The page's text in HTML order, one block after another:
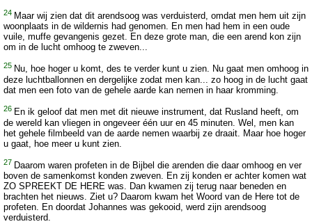
24 Maar wij zien dat dit arendsoog was verduisterd, omdat men hem uit zijn
woonplaats in de wildernis had genomen. En men had hem in een oude
vuile, muffe gevangenis gezet. En deze grote man, die een arend kon zijn
om in de lucht omhoog te zweven...
25 Nu, hoe hoger u komt, des te verder kunt u zien. Nu gaat men omhoog in
deze luchtballonnen en dergelijke zodat men kan... zo hoog in de lucht gaat
dat men een foto van de gehele aarde kan nemen in haar kromming.
26 En ik geloof dat men met dit nieuwe instrument, dat Rusland heeft, om
de wereld kan vliegen in ongeveer één uur en 45 minuten. Wel, men kan
het gehele filmbeeld van de aarde nemen waarbij ze draait. Maar hoe hoger
u gaat, hoe meer u kunt zien.
27 Daarom waren profeten in de Bijbel die arenden die daar omhoog en ver
boven de samenkomst konden zweven. En zij konden er achter komen wat
ZO SPREEKT DE HERE was. Dan kwamen zij terug naar beneden en
brachten het nieuws. Ziet u? Daarom kwam het Woord van de Here tot de
profeten. En doordat Johannes was gekooid, werd zijn arendsoog
verduisterd.